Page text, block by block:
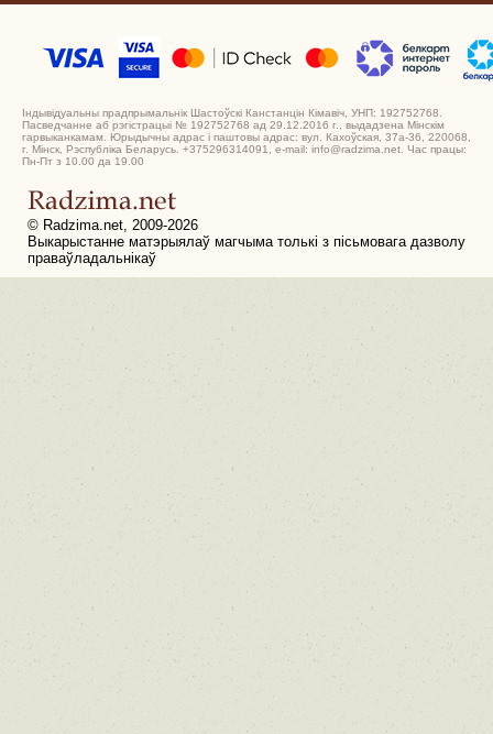
Індывідуальны прадпрымальнік Шастоўскі Канстанцін Кімавіч, УНП: 192752768.
Пасведчанне аб рэгістрацыі № 192752768 ад 29.12.2016 г., выдадзена Мінскім
гарвыканкамам. Юрыдычны адрас і паштовы адрас: вул. Кахоўская, 37а-36, 220068,
г. Мінск, Рэспубліка Беларусь. +375296314091, e-mail: info@radzima.net. Час працы:
Пн-Пт з 10.00 да 19.00
© Radzima.net, 2009-2026
Выкарыстанне матэрыялаў магчыма толькі з пісьмовага дазволу
праваўладальнікаў